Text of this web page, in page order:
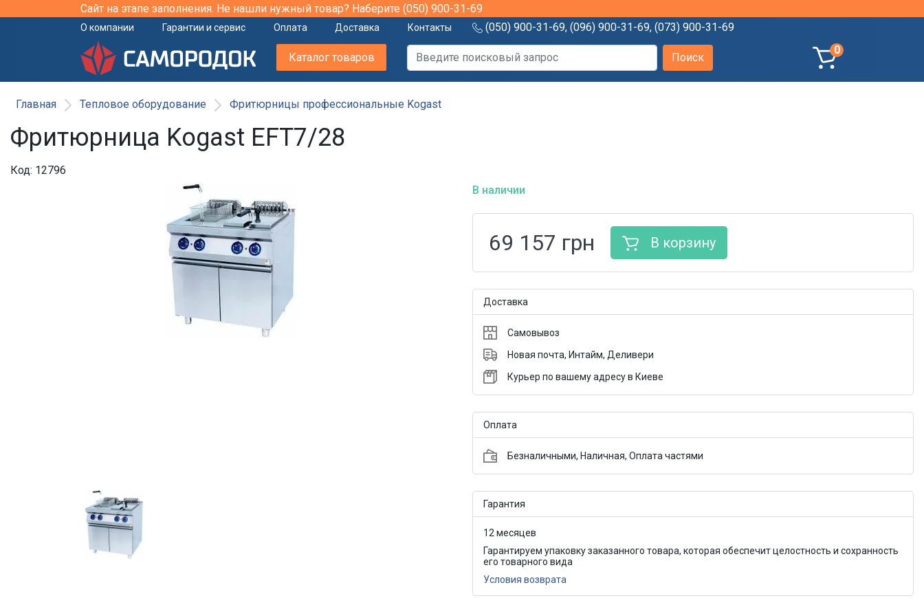
Сайт на этапе заполнения. Не нашли нужный товар? Наберите (050) 900-31-69
О компании Гарантии и сервис Оплата Доставка Контакты (050) 900-31-69, (096) 900-31-69, (073) 900-31-69
Каталог товаров
0
Главная Тепловое оборудование Фритюрницы профессиональные Kogast
Фритюрница Kogast EFT7/28
Код: 12796
В наличии
69 157 грн В корзину
Доставка
Самовывоз
Новая почта, Интайм, Деливери
Курьер по вашему адресу в Киеве
Оплата
Безналичными, Наличная, Оплата частями
Гарантия
12 месяцев
Гарантируем упаковку заказанного товара, которая обеспечит целостность и сохранность
его товарного вида
Условия возврата